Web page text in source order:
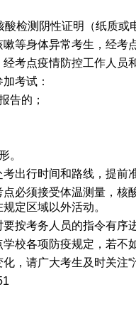
检测阴性证明（纸质或
等身体异常考生，经
考点疫情防控工作人员
考试：
告的；
。
出行时间和路线，提前
必须接受体温测量，
定区域以外活动。
按考务人员的指令有序
校各项防疫规定，若
，请广大考生及时关注